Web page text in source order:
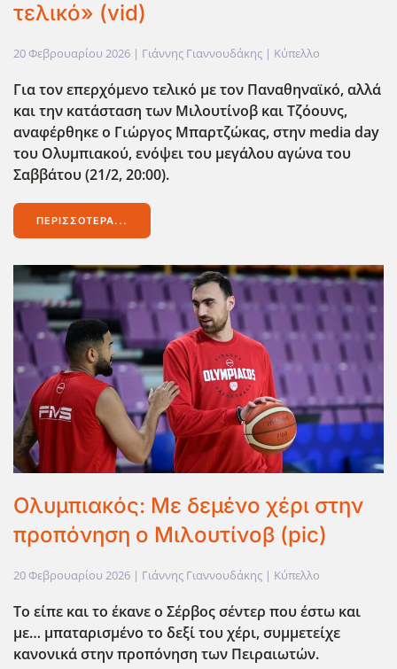
τελικό» (vid)
20 Φεβρουαρίου 2026 | Γιάννης Γιαννουδάκης | Κύπελλο
Για τον επερχόμενο τελικό με τον Παναθηναϊκό, αλλά
και την κατάσταση των Μιλουτίνοβ και Τζόουνς,
αναφέρθηκε ο Γιώργος Μπαρτζώκας, στην media day
του Ολυμπιακού, ενόψει του μεγάλου αγώνα του
Σαββάτου (21/2, 20:00).
ΠΕΡΙΣΣΌΤΕΡΑ...
Ολυμπιακός: Με δεμένο χέρι στην
προπόνηση ο Μιλουτίνοβ (pic)
20 Φεβρουαρίου 2026 | Γιάννης Γιαννουδάκης | Κύπελλο
Το είπε και το έκανε ο Σέρβος σέντερ που έστω και
με… μπαταρισμένο το δεξί του χέρι, συμμετείχε
κανονικά στην προπόνηση των Πειραιωτών.